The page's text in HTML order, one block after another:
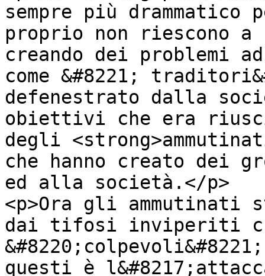
sempre più
proprio non riescono
creando dei problemi
come &#8221;
defenestrato dalla
obiettivi che era
degli
che hanno creato dei
ed alla società.</p>
<p>Ora gli ammutinati
dai tifosi inviperiti
questi è